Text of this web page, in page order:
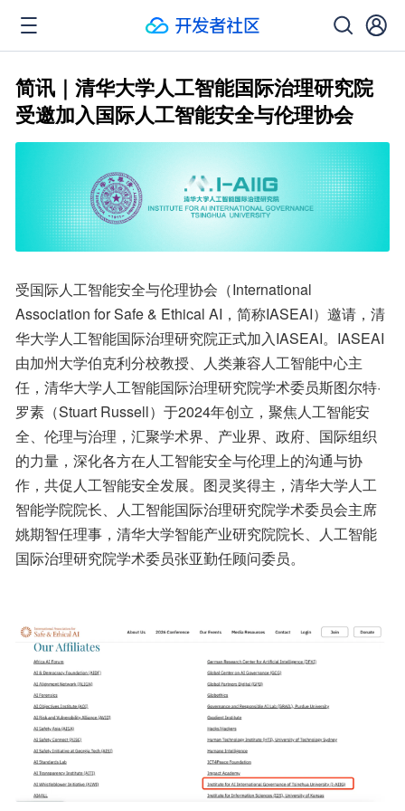
简讯｜清华大学人工智能国际治理研究院
受邀加入国际人工智能安全与伦理协会
受国际人工智能安全与伦理协会（International
Association for Safe & Ethical AI，简称IASEAI）邀请，清
华大学人工智能国际治理研究院正式加入IASEAI。IASEAI
由加州大学伯克利分校教授、人类兼容人工智能中心主
任，清华大学人工智能国际治理研究院学术委员斯图尔特·
罗素（Stuart Russell）于2024年创立，聚焦人工智能安
全、伦理与治理，汇聚学术界、产业界、政府、国际组织
的力量，深化各方在人工智能安全与伦理上的沟通与协
作，共促人工智能安全发展。图灵奖得主，清华大学人工
智能学院院长、人工智能国际治理研究院学术委员会主席
姚期智任理事，清华大学智能产业研究院院长、人工智能
国际治理研究院学术委员张亚勤任顾问委员。